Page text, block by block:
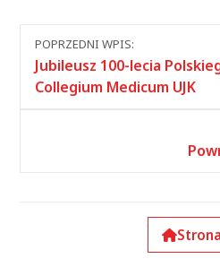
Nawigacja
między
wpisami
POPRZEDNI WPIS:
Jubileusz 100-lecia
Collegium Medicum UJK